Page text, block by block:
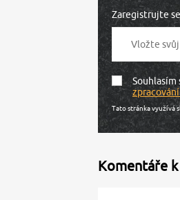
Zaregistrujte
Souhlasím
Tato stránka využívá
Komentáře